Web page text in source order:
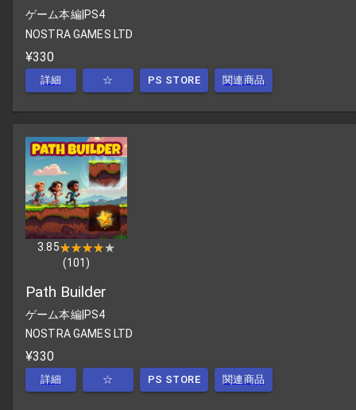
ゲーム本編| PS4
NOSTRA GAMES LTD
¥330
詳細 ☆ PS STORE 関連商品
3.85★★★★★
★★★★★
(101 )
Path Builder
ゲーム本編|PS4
NOSTRA GAMES LTD
¥330
詳細 ☆ PS STORE 関連商品